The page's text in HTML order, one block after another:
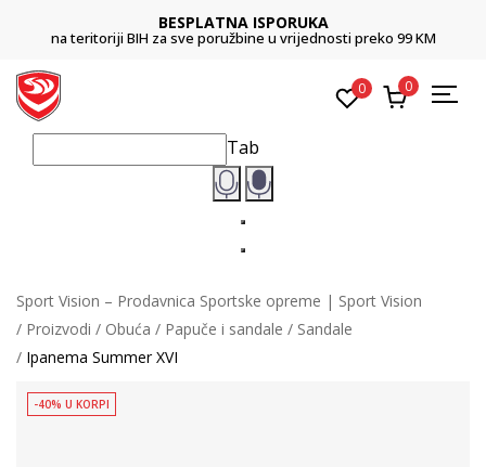
BESPLATNA ISPORUKA
na teritoriji BIH za sve poružbine u vrijednosti preko 99 KM
0 0
Tab
Sport Vision – Prodavnica Sportske opreme | Sport Vision
Proizvodi
Obuća Papuče i sandale
Sandale
Ipanema Summer XVI
-40% U KORPI